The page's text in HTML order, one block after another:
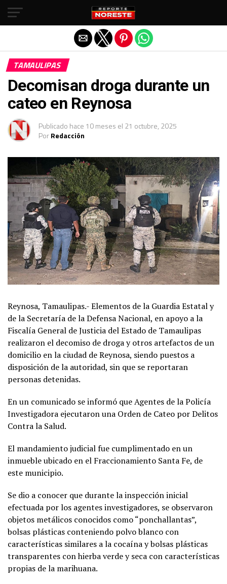
TAMAULIPAS
Decomisan droga durante un
cateo en Reynosa
Publicado hace 10 meses el 21 octubre, 2025
PorRedacción
Reynosa, Tamaulipas.- Elementos de la Guardia Estatal y
de la Secretaría de la Defensa Nacional, en apoyo a la
Fiscalía General de Justicia del Estado de Tamaulipas
realizaron el decomiso de droga y otros artefactos de un
domicilio en la ciudad de Reynosa, siendo puestos a
disposición de la autoridad, sin que se reportaran
personas detenidas.
En un comunicado se informó que Agentes de la Policía
Investigadora ejecutaron una Orden de Cateo por Delitos
Contra la Salud.
El mandamiento judicial fue cumplimentado en un
inmueble ubicado en el Fraccionamiento Santa Fe, de
este municipio.
Se dio a conocer que durante la inspección inicial
efectuada por los agentes investigadores, se observaron
objetos metálicos conocidos como “ponchallantas”,
bolsas plásticas conteniendo polvo blanco con
características similares a la cocaína y bolsas plásticas
transparentes con hierba verde y seca con características
propias de la marihuana.
Salir de la versión móvil